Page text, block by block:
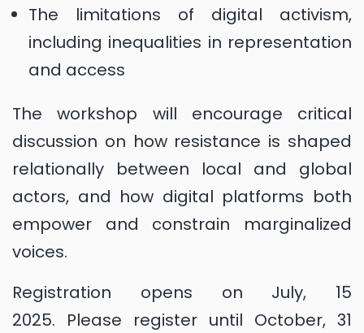
The limitations of digital activism,
including inequalities in representation
and access
The workshop will encourage critical
discussion on how resistance is shaped
relationally between local and global
actors, and how digital platforms both
empower and constrain marginalized
voices.
Registration opens on July, 15
2025. Please register until October, 31